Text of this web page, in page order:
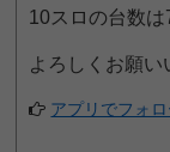
10スロの台数は
よろしくお願い
アプリでフォ